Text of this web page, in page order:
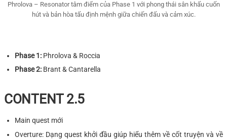
Phrolova – Resonator tâm điểm của Phase 1 với phong thái sân khấu cuốn
hút và bản hòa tấu định mệnh giữa chiến đấu và cảm xúc.
Phase 1: Phrolova & Roccia
Phase 2: Brant & Cantarella
CONTENT 2.5
Main quest mới
Overture: Dạng quest khởi đầu giúp hiểu thêm về cốt truyện và về